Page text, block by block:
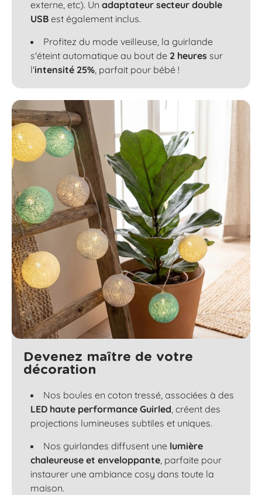
externe, etc). Un adaptateur secteur double
USB est également inclus.
Profitez du mode veilleuse, la guirlande
s'éteint automatique au bout de 2 heures sur
l'intensité 25% , parfait pour bébé !
Devenez maître de votre
décoration
Nos boules en coton tressé, associées à des
LED haute performance Guirled , créent des
projections lumineuses subtiles et uniques.
Nos guirlandes diffusent une lumière
chaleureuse et enveloppante , parfaite pour
instaurer une ambiance cosy dans toute la
maison.